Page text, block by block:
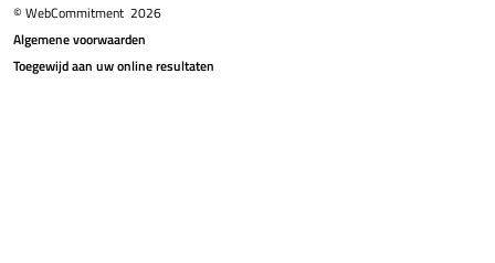
© WebCommitment 2026
Algemene voorwaarden
Toegewijd aan uw online resultaten